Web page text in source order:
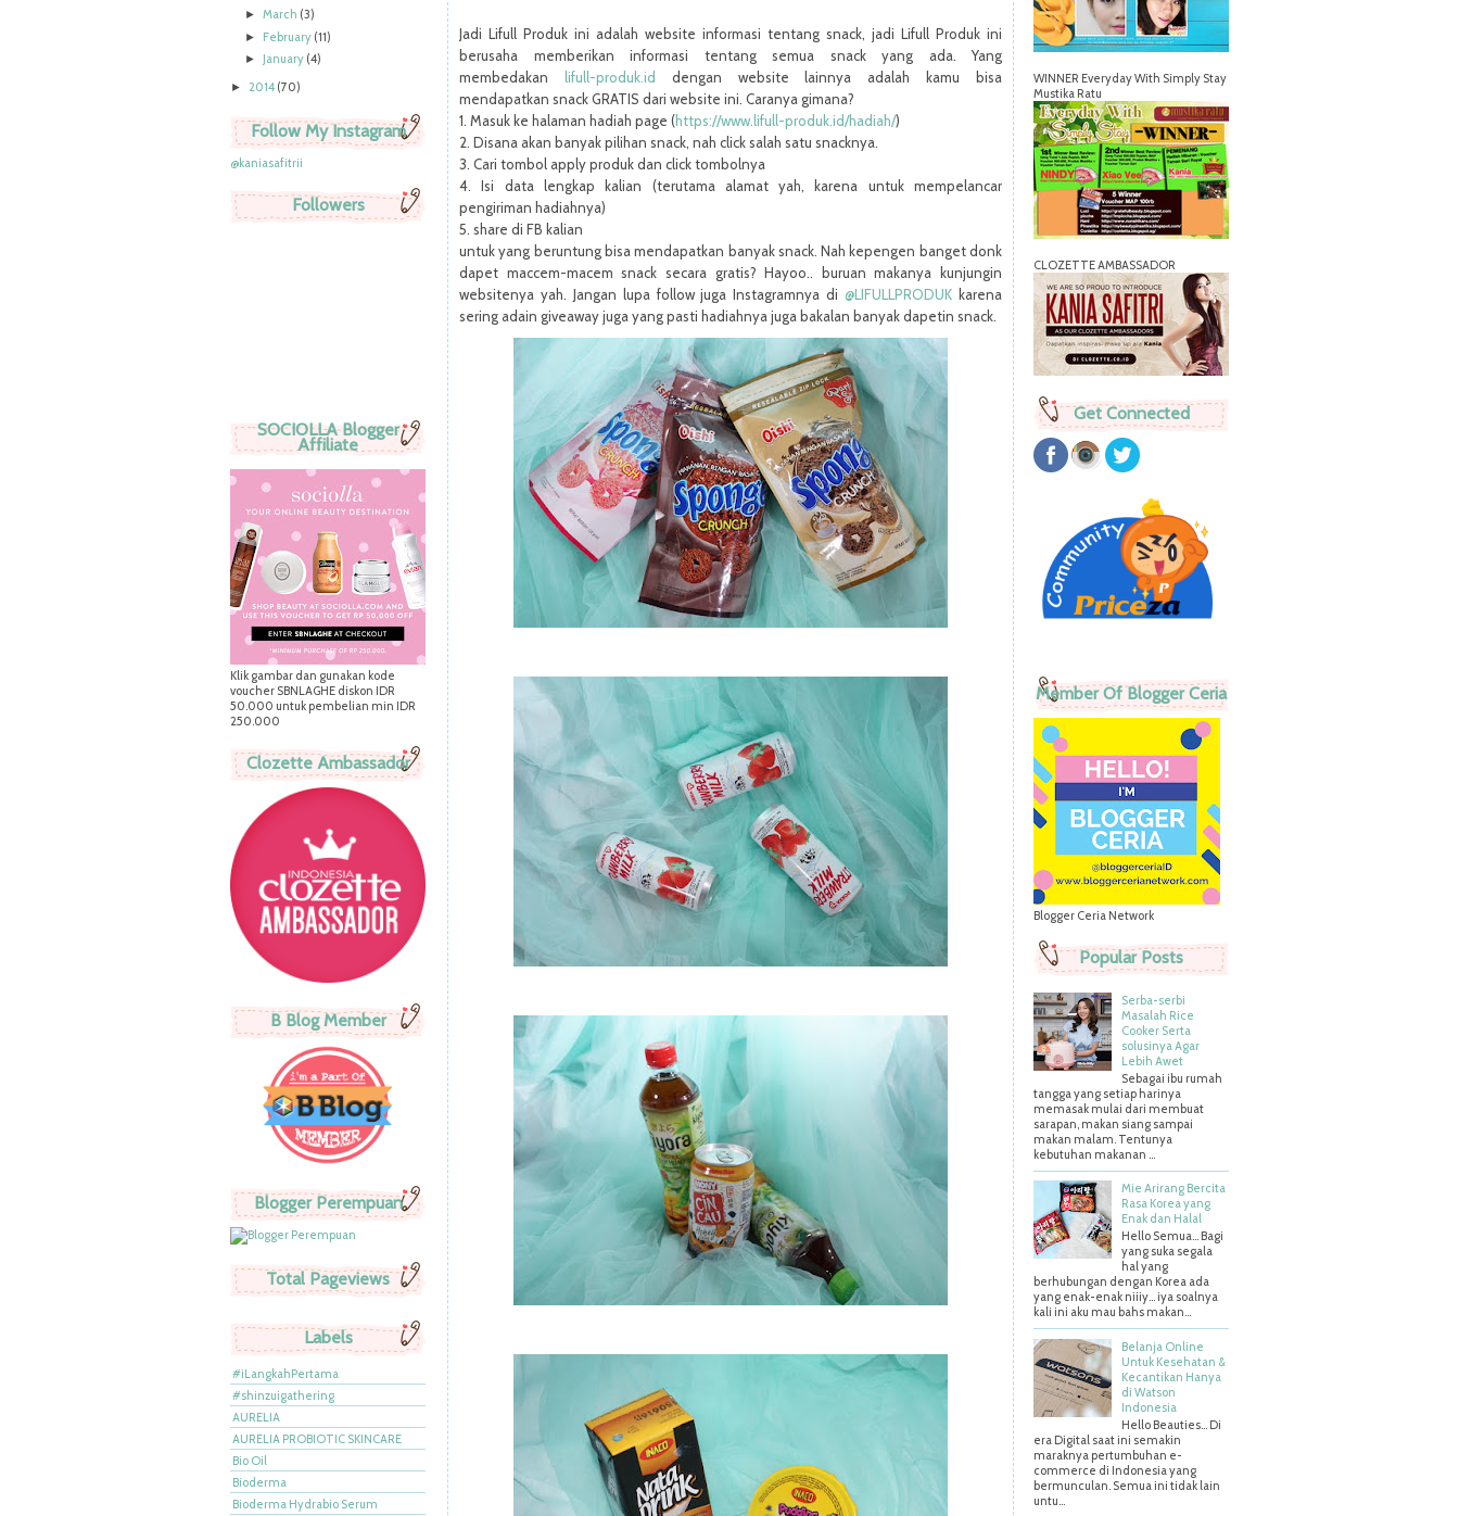
►March (3)
► February (11)
► January (4)
► 2014 (70)
Follow My Instagram
@kaniasafitrii
Followers
SOCIOLLA Blogger
Affiliate
Klik gambar dan gunakan kode
voucher SBNLAGHE diskon IDR
50.000 untuk pembelian min IDR
250.000
Clozette Ambassador
B Blog Member
Blogger Perempuan
Total Pageviews
Labels
#iLangkahPertama
#shinzuigathering
AURELIA
AURELIA PROBIOTIC SKINCARE
Bio Oil
Bioderma
Bioderma Hydrabio Serum
Jadi Lifull Produk ini adalah website informasi tentang snack, jadi Lifull Produk ini
berusaha memberikan informasi tentang semua snack yang ada. Yang
membedakan
lifull-produk.id
dengan website lainnya adalah kamu bisa
mendapatkan snack GRATIS dari website ini. Caranya gimana?
1. Masuk ke halaman hadiah page (https://www. lifull-produk.id/hadiah/)
2. Disana akan banyak pilihan snack, nah click salah satu snacknya.
3. Cari tombol apply produk dan click tombolnya
4. Isi data lengkap kalian (terutama alamat yah, karena untuk mempelancar
pengiriman hadiahnya)
5. share di FB kalian
untuk yang beruntung bisa mendapatkan banyak snack. Nah kepengen banget donk
dapet maccem-macem snack secara gratis? Hayoo.. buruan makanya kunjungin
websitenya yah. Jangan lupa follow juga Instagramnya di @LIFULLPRODUK karena
sering adain giveaway juga yang pasti hadiahnya juga bakalan banyak dapetin snack.
WINNER Everyday With Simply Stay
Mustika Ratu
CLOZETTE AMBASSADOR
Get Connected
Member Of Blogger Ceria
Blogger Ceria Network
Popular Posts
Serba-serbi
Masalah Rice
Cooker Serta
solusinya Agar
Lebih Awet
Sebagai ibu rumah
tangga yang setiap harinya
memasak mulai dari membuat
sarapan, makan siang sampai
makan malam. Tentunya
kebutuhan makanan ...
Mie Arirang Bercita
Rasa Korea yang
Enak dan Halal
Hello Semua... Bagi
yang suka segala
hal yang
berhubungan dengan Korea ada
yang enak-enak niiiy... iya soalnya
kali ini aku mau bahs makan...
Belanja Online
Untuk Kesehatan &
Kecantikan Hanya
di Watson
Indonesia
Hello Beauties... Di
era Digital saat ini semakin
maraknya pertumbuhan e-
commerce di Indonesia yang
bermunculan. Semua ini tidak lain
untu...